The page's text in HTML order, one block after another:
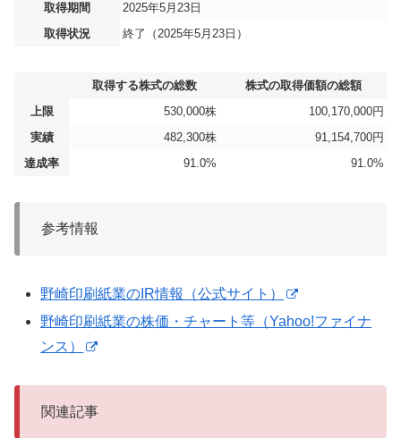
取得期間
2025年5月23日
取得状況
終了（2025年5月23日）
取得する株式の総数
株式の取得価額の総額
上限
530,000株
100,170,000円
実績
482,300株
91,154,700円
達成率
91.0% 91.0%
参考情報
野崎印刷紙業のIR情報（公式サイト）
野崎印刷紙業の株価・チャート等（Yahoo!ファイナ
ンス）
関連記事